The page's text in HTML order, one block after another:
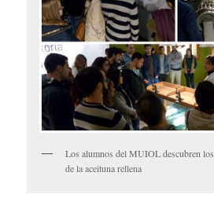
Los alumnos del MUIOL descubren
de la aceituna rellena